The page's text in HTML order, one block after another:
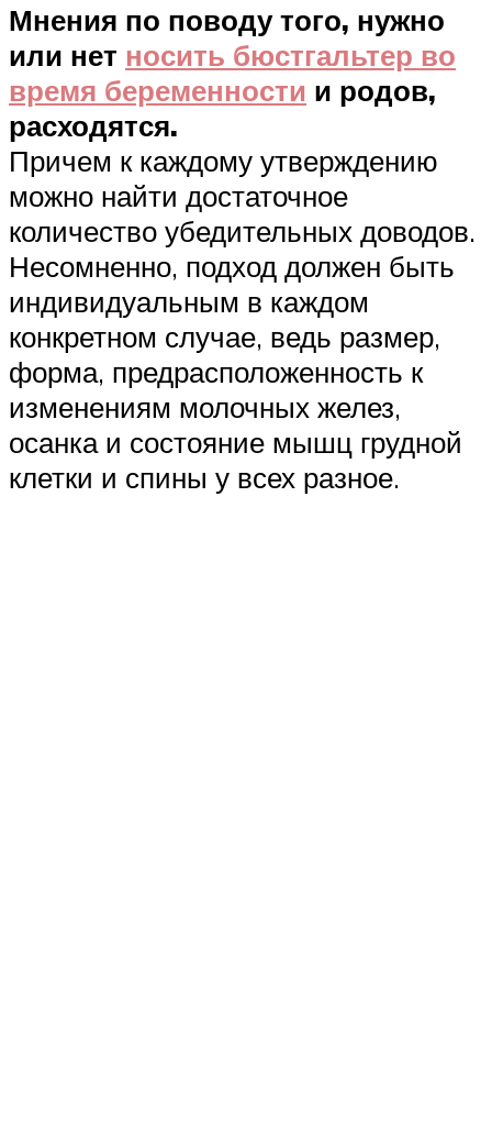
Мнения по поводу того, нужно
или нет носить бюстгальтер во
время беременности и родов,
расходятся.
Причем к каждому утверждению
можно найти достаточное
количество убедительных доводов.
Несомненно, подход должен быть
индивидуальным в каждом
конкретном случае, ведь размер,
форма, предрасположенность к
изменениям молочных желез,
осанка и состояние мышц грудной
клетки и спины у всех разное.